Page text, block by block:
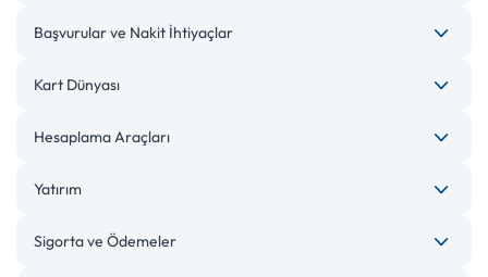
Başvurular ve Nakit İhtiyaçlar
Kart Dünyası
Hesaplama Araçları
Yatırım
Sigorta ve Ödemeler